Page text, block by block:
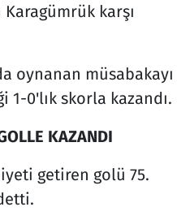
karşı
oynanan müsabakayı
0'lık skorla kazandı.
KAZANDI
getiren golü 75.